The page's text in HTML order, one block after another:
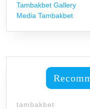
Tambakbet Gallery
Media Tambakbet
tambakbet